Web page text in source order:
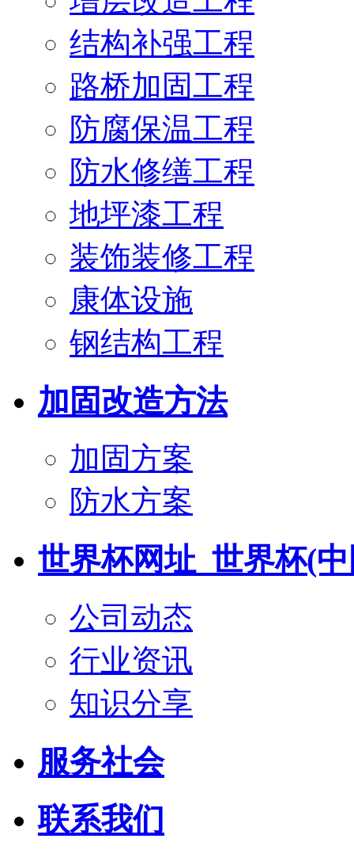
结构补强工程
路桥加固工程
防腐保温工程
防水修缮工程
地坪漆工程
装饰装修工程
康体设施
钢结构工程
加固改造方法
加固方案
防水方案
世界杯网址_世界杯(
公司动态
行业资讯
知识分享
服务社会
联系我们